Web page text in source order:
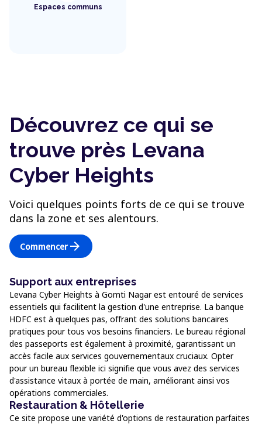
Espaces communs
Découvrez ce qui se
trouve près Levana
Cyber Heights
Voici quelques points forts de ce qui se trouve
dans la zone et ses alentours.
Commencerarrow_forward
Support aux entreprises
Levana Cyber Heights à Gomti Nagar est entouré de services
essentiels qui facilitent la gestion d'une entreprise. La banque
HDFC est à quelques pas, offrant des solutions bancaires
pratiques pour tous vos besoins financiers. Le bureau régional
des passeports est également à proximité, garantissant un
accès facile aux services gouvernementaux cruciaux. Opter
pour un bureau flexible ici signifie que vous avez des services
d'assistance vitaux à portée de main, améliorant ainsi vos
opérations commerciales.
Restauration & Hôtellerie
Ce site propose une variété d'options de restauration parfaites